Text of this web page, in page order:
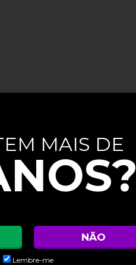
MAIS DE
NÃO
Lembre-me